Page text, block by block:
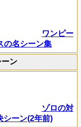
ワンピー
の名シーン集
ーン
ゾロの対
シーン(2年前)